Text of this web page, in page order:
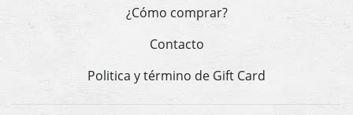
¿Cómo comprar?
Contacto
Politica y término de Gift Card